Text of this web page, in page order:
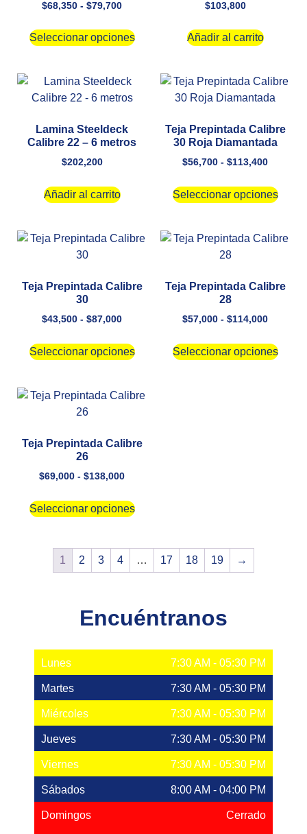
$68,350 - $79,700
Seleccionar opciones
$103,800
Añadir al carrito
Lamina Steeldeck
Calibre 22 – 6 metros
$202,200
Añadir al carrito
Teja Prepintada Calibre
30 Roja Diamantada
$56,700 - $113,400
Seleccionar opciones
Teja Prepintada Calibre
30
$43,500 - $87,000
Seleccionar opciones
Teja Prepintada Calibre
28
$57,000 - $114,000
Seleccionar opciones
Teja Prepintada Calibre
26
$69,000 - $138,000
Seleccionar opciones
1 2 3 4 … 17 18 19 →
Encuéntranos
Lunes 7:30 AM - 05:30 PM
Martes 7:30 AM - 05:30 PM
Miércoles 7:30 AM - 05:30 PM
Jueves 7:30 AM - 05:30 PM
Viernes 7:30 AM - 05:30 PM
Sábados 8:00 AM - 04:00 PM
Domingos Cerrado